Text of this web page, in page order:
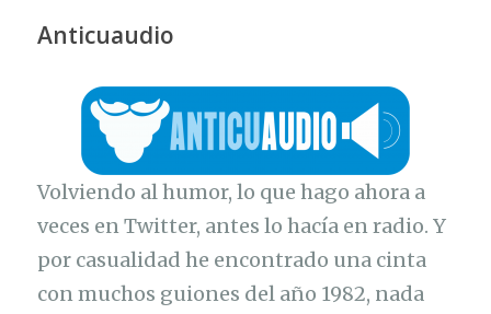
Anticuaudio
Volviendo al humor, lo que hago ahora a
veces en Twitter, antes lo hacía en radio. Y
por casualidad he encontrado una cinta
con muchos guiones del año 1982, nada